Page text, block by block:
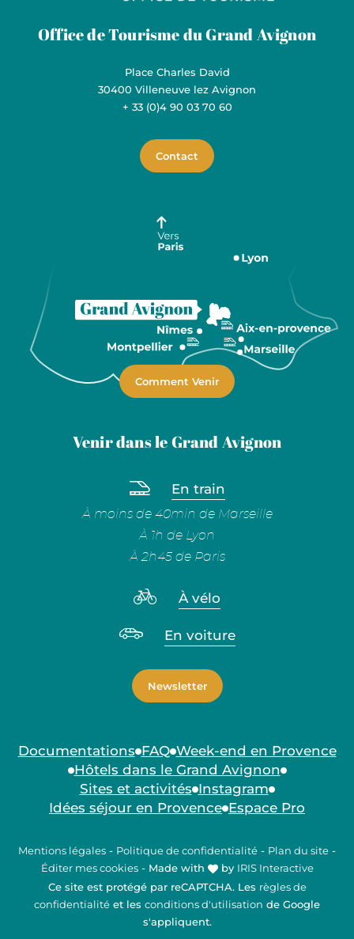
Grand Avignon Tourisme
Office de Tourisme du Grand Avignon
Place Charles David
30400 Villeneuve lez Avignon
+ 33 (0)4 90 03 70 60
Contact
Comment Venir
Venir dans le Grand Avignon
En train
À moins de 40min de Marseille
À 1h de Lyon
À 2h45 de Paris
À vélo
En voiture
Newsletter
Documentations FAQ Week-end en Provence
Hôtels dans le Grand Avignon
Sites et activités Instagram
Idées séjour en Provence Espace Pro
Mentions légales - Politique de confidentialité - Plan du site -
Éditer mes cookies - Made with by IRIS Interactive
Ce site est protégé par reCAPTCHA. Les règles de
confidentialité et les conditions d'utilisation de Google
s'appliquent.